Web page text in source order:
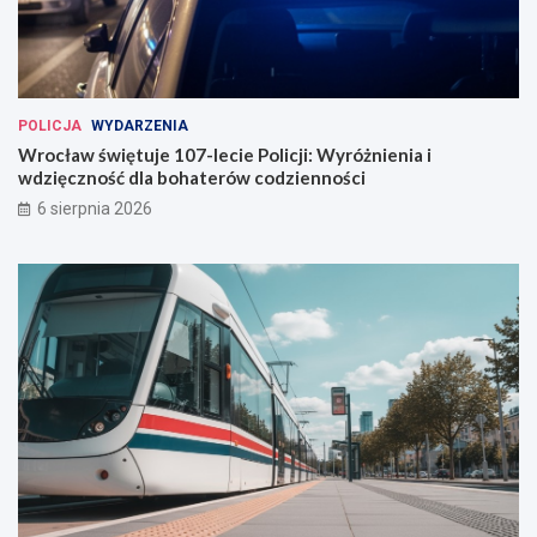
r
o
c
ł
w
i
u
POLICJA WYDARZENIA
Wrocław świętuje 107-lecie Policji: Wyróżnienia i
wdzięczność dla bohaterów codzienności
6 sierpnia 2026